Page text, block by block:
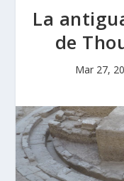
La
de
Mar 27,